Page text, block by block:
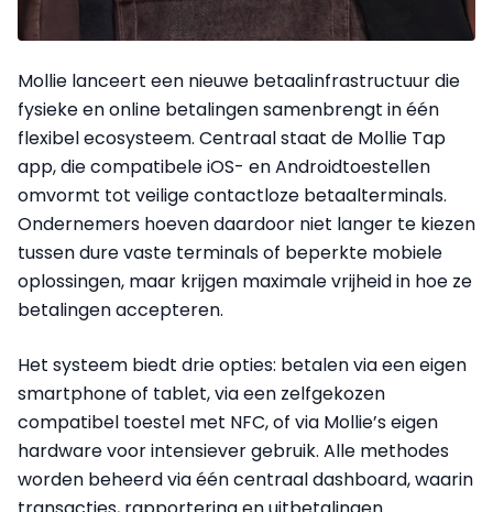
Mollie lanceert een nieuwe betaalinfrastructuur die
fysieke en online betalingen samenbrengt in één
flexibel ecosysteem. Centraal staat de Mollie Tap
app, die compatibele iOS- en Androidtoestellen
omvormt tot veilige contactloze betaalterminals.
Ondernemers hoeven daardoor niet langer te kiezen
tussen dure vaste terminals of beperkte mobiele
oplossingen, maar krijgen maximale vrijheid in hoe ze
betalingen accepteren.
Het systeem biedt drie opties: betalen via een eigen
smartphone of tablet, via een zelfgekozen
compatibel toestel met NFC, of via Mollie’s eigen
hardware voor intensiever gebruik. Alle methodes
worden beheerd via één centraal dashboard, waarin